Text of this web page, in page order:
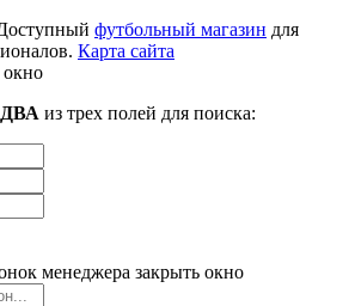
футбольный магазин для
Карта сайта
окно
из трех полей для поиска:
менеджера закрыть окно